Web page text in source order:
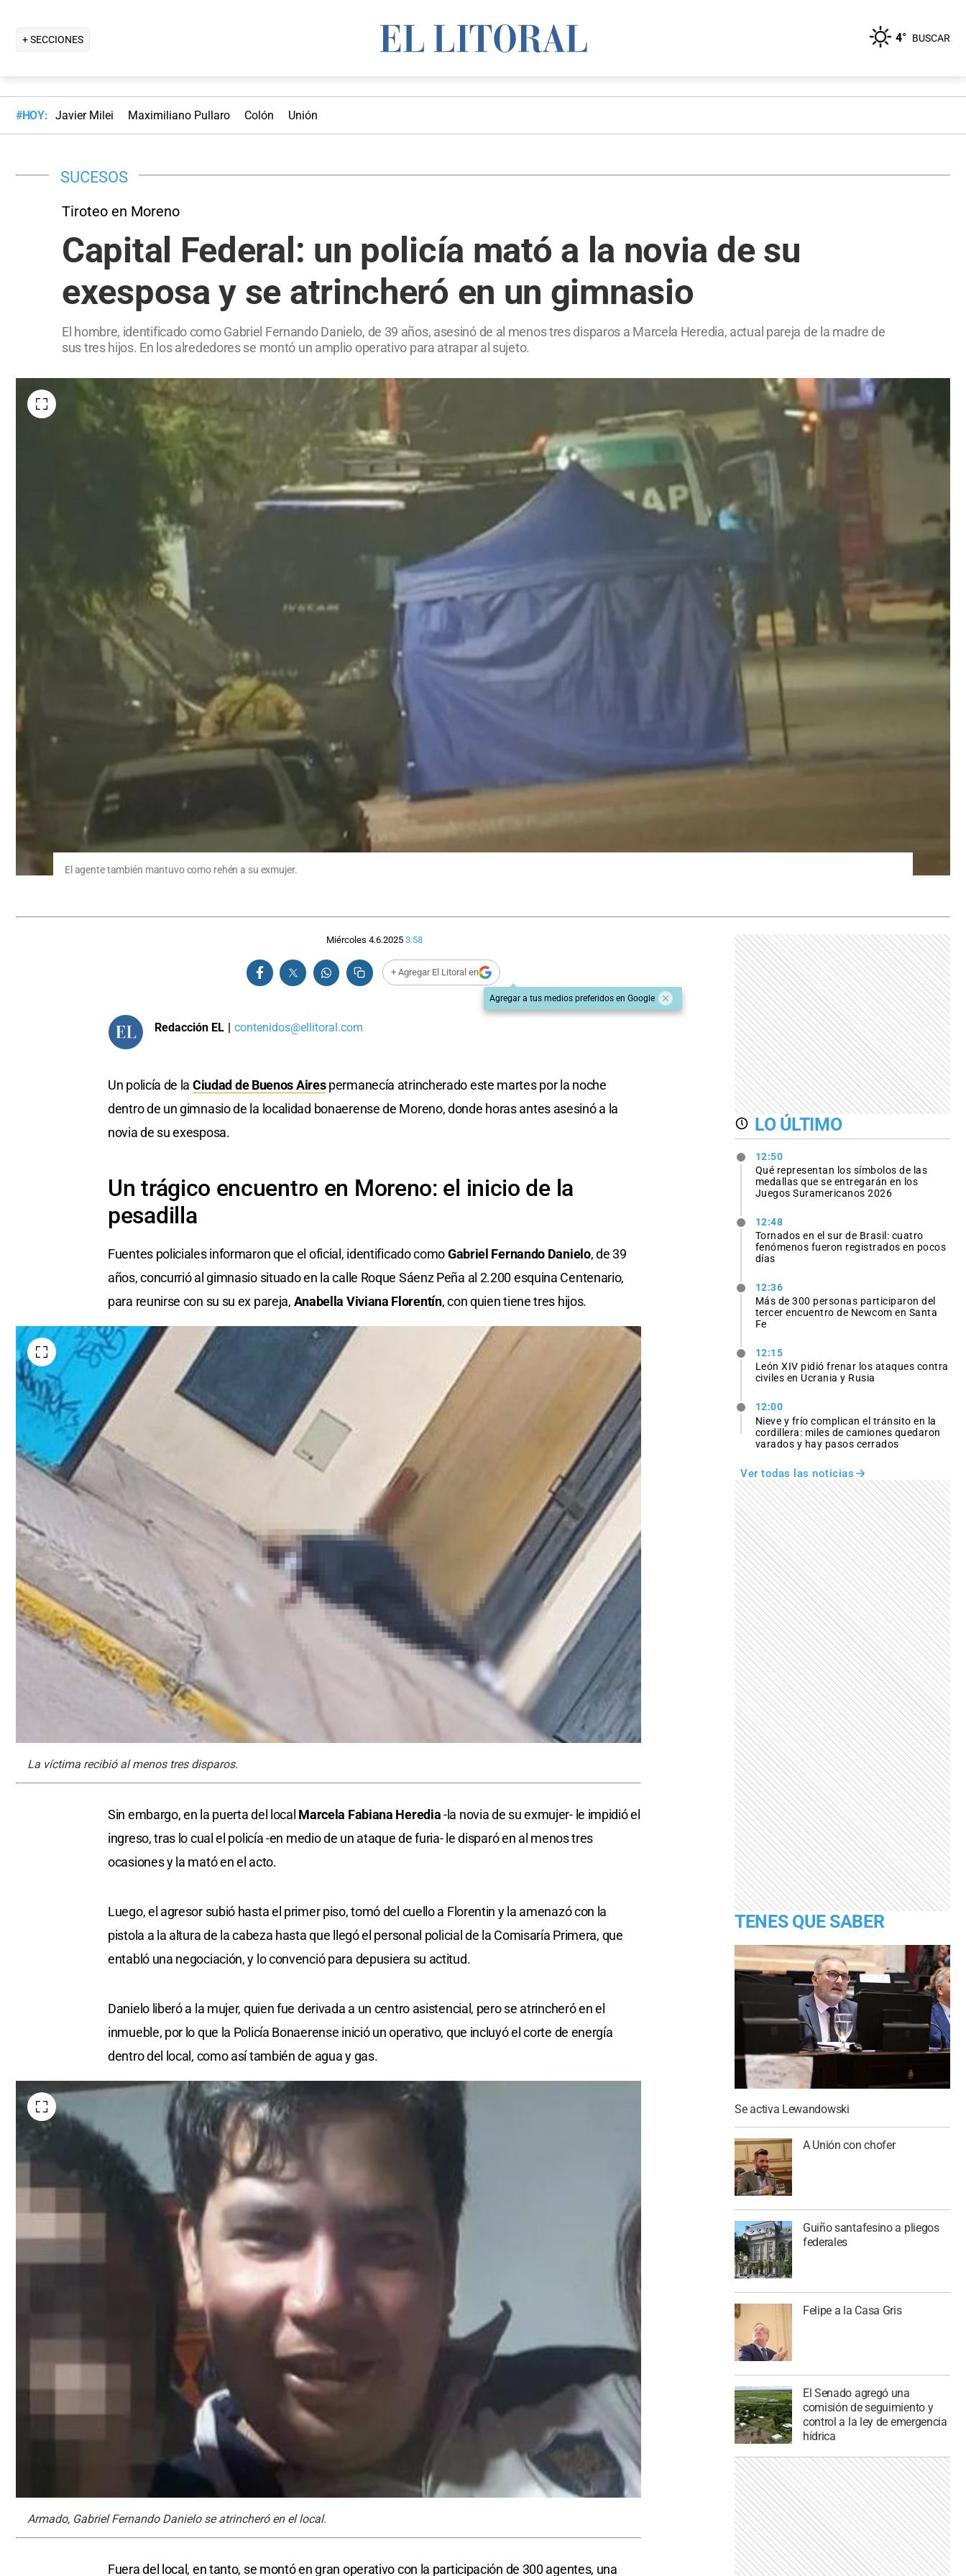
+ SECCIONES 4° BUSCAR
#HOY: Javier Milei Maximiliano Pullaro Colón Unión
SUCESOS
Tiroteo en Moreno
Capital Federal: un policía mató a la novia de su
exesposa y se atrincheró en un gimnasio
El hombre, identificado como Gabriel Fernando Danielo, de 39 años, asesinó de al menos tres disparos a Marcela Heredia, actual pareja de la madre de
sus tres hijos. En los alrededores se montó un amplio operativo para atrapar al sujeto.
El agente también mantuvo como rehén a su exmujer.
Miércoles 4.6.2025 3:58
+ Agregar El Litoral en
Agregar a tus medios preferidos en Google
Redacción EL | contenidos@ellitoral.com
Un policía de la Ciudad de Buenos Airespermanecía atrincherado este martes por la noche
dentro de un gimnasio de la localidad bonaerense de Moreno, donde horas antes asesinó a la
novia de su exesposa.
Un trágico encuentro en Moreno: el inicio de la
pesadilla
Fuentes policiales informaron que el oficial, identificado comoGabriel Fernando Danielo, de 39
años, concurrió al gimnasio situado en la calle Roque Sáenz Peña al 2.200 esquina Centenario,
para reunirse con su su ex pareja, Anabella Viviana Florentín, con quien tiene tres hijos.
La víctima recibió al menos tres disparos.
Sin embargo, en la puerta del local Marcela Fabiana Heredia-la novia de su exmujer- le impidió el
ingreso, tras lo cual el policía -en medio de un ataque de furia- le disparó en al menos tres
ocasiones y la mató en el acto.
Luego, el agresor subió hasta el primer piso, tomó del cuello a Florentin y la amenazó con la
pistola a la altura de la cabeza hasta que llegó el personal policial de la Comisaría Primera, que
entabló una negociación, y lo convenció para depusiera su actitud.
Danielo liberó a la mujer, quien fue derivada a un centro asistencial, pero se atrincheró en el
inmueble, por lo que la Policía Bonaerense inició un operativo, que incluyó el corte de energía
dentro del local, como así también de agua y gas.
Armado, Gabriel Fernando Danielo se atrincheró en el local.
Fuera del local, en tanto, se montó en gran operativo con la participación de 300 agentes, una
LO ÚLTIMO
12:50
Qué representan los símbolos de las
medallas que se entregarán en los
Juegos Suramericanos 2026
12:48
Tornados en el sur de Brasil: cuatro
fenómenos fueron registrados en pocos
días
12:36
Más de 300 personas participaron del
tercer encuentro de Newcom en Santa
Fe
12:15
León XIV pidió frenar los ataques contra
civiles en Ucrania y Rusia
12:00
Nieve y frío complican el tránsito en la
cordillera: miles de camiones quedaron
varados y hay pasos cerrados
Ver todas las noticias
TENES QUE SABER
Se activa Lewandowski
A Unión con chofer
Guiño santafesino a pliegos
federales
Felipe a la Casa Gris
El Senado agregó una
comisión de seguimiento y
control a la ley de emergencia
hídrica